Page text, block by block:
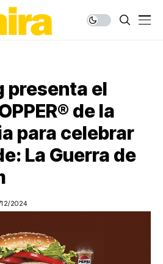
presenta el
de la
para celebrar
La Guerra de
2024